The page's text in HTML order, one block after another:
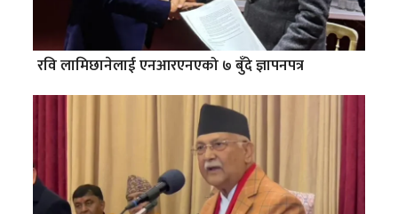
रवि लामिछानेलाई एनआरएनएको ७ बुँदे ज्ञापनपत्र